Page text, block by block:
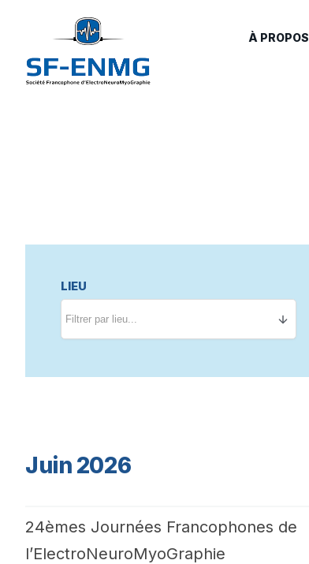
À PROPOS
LIEU
Juin 2026
24èmes Journées Francophones de
l’ElectroNeuroMyoGraphie